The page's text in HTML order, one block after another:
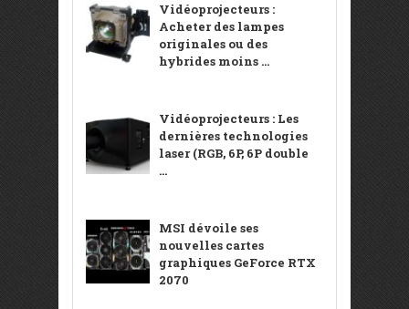
Vidéoprojecteurs :
Acheter des lampes
originales ou des
hybrides moins ...
Vidéoprojecteurs : Les
dernières technologies
laser (RGB, 6P, 6P double
...
MSI dévoile ses
nouvelles cartes
graphiques GeForce RTX
2070